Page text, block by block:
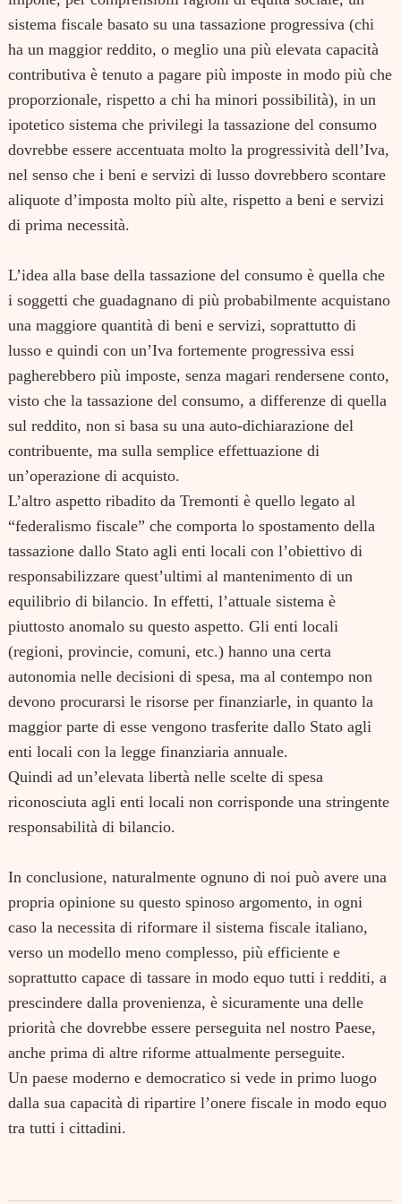
sistema fiscale basato su una tassazione progressiva (chi
ha un maggior reddito, o meglio una più elevata capacità
contributiva è tenuto a pagare più imposte in modo più che
proporzionale, rispetto a chi ha minori possibilità), in un
ipotetico sistema che privilegi la tassazione del consumo
dovrebbe essere accentuata molto la progressività dell’Iva,
nel senso che i beni e servizi di lusso dovrebbero scontare
aliquote d’imposta molto più alte, rispetto a beni e servizi
di prima necessità.
L’idea alla base della tassazione del consumo è quella che
i soggetti che guadagnano di più probabilmente acquistano
una maggiore quantità di beni e servizi, soprattutto di
lusso e quindi con un’Iva fortemente progressiva essi
pagherebbero più imposte, senza magari rendersene conto,
visto che la tassazione del consumo, a differenze di quella
sul reddito, non si basa su una auto-dichiarazione del
contribuente, ma sulla semplice effettuazione di
un’operazione di acquisto.
L’altro aspetto ribadito da Tremonti è quello legato al
“federalismo fiscale” che comporta lo spostamento della
tassazione dallo Stato agli enti locali con l’obiettivo di
responsabilizzare quest’ultimi al mantenimento di un
equilibrio di bilancio. In effetti, l’attuale sistema è
piuttosto anomalo su questo aspetto. Gli enti locali
(regioni, provincie, comuni, etc.) hanno una certa
autonomia nelle decisioni di spesa, ma al contempo non
devono procurarsi le risorse per finanziarle, in quanto la
maggior parte di esse vengono trasferite dallo Stato agli
enti locali con la legge finanziaria annuale.
Quindi ad un’elevata libertà nelle scelte di spesa
riconosciuta agli enti locali non corrisponde una stringente
responsabilità di bilancio.
In conclusione, naturalmente ognuno di noi può avere una
propria opinione su questo spinoso argomento, in ogni
caso la necessita di riformare il sistema fiscale italiano,
verso un modello meno complesso, più efficiente e
soprattutto capace di tassare in modo equo tutti i redditi, a
prescindere dalla provenienza, è sicuramente una delle
priorità che dovrebbe essere perseguita nel nostro Paese,
anche prima di altre riforme attualmente perseguite.
Un paese moderno e democratico si vede in primo luogo
dalla sua capacità di ripartire l’onere fiscale in modo equo
tra tutti i cittadini.
Search